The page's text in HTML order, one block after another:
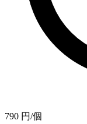
790 円/個